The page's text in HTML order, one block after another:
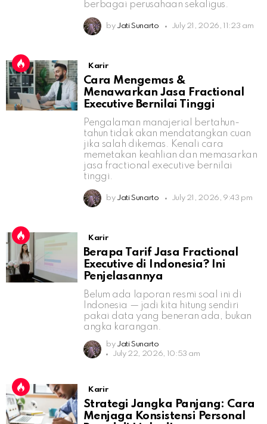
berbagai perusahaan sekaligus.
by Jati Sunarto July 21, 2026, 11:23 am
Karir
Cara Mengemas &
Menawarkan Jasa Fractional
Executive Bernilai Tinggi
Pengalaman manajerial bertahun-
tahun tidak akan mendatangkan cuan
jika salah dikemas. Kenali cara
memetakan keahlian dan memasarkan
jasa fractional executive bernilai
tinggi.
by Jati Sunarto July 21, 2026, 9:43 pm
Karir
Berapa Tarif Jasa Fractional
Executive di Indonesia? Ini
Penjelasannya
Belum ada laporan resmi soal ini di
Indonesia — jadi kita hitung sendiri
pakai data yang beneran ada, bukan
angka karangan.
by Jati Sunarto
July 22, 2026, 10:53 am
Karir
Strategi Jangka Panjang: Cara
Menjaga Konsistensi Personal